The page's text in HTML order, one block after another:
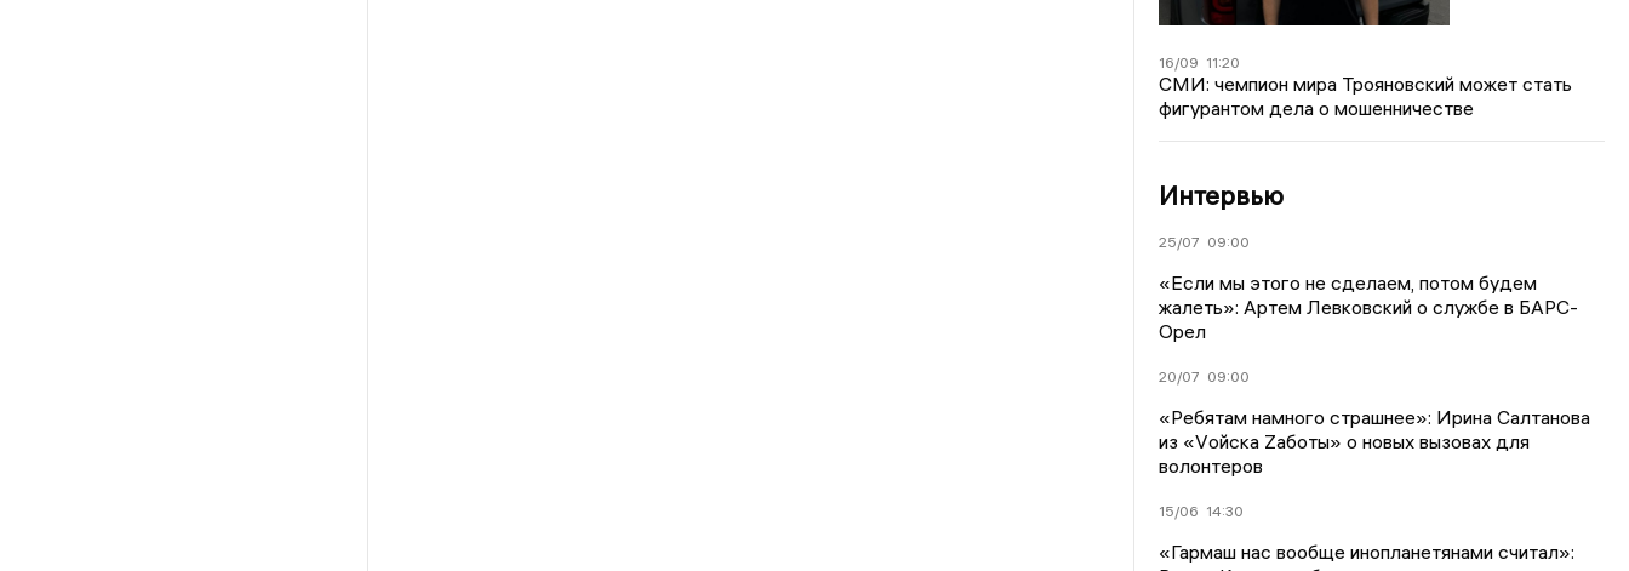
16/09 11:20
СМИ: чемпион мира Трояновский может стать
фигурантом дела о мошенничестве
Интервью
25/07 09:00
«Если мы этого не сделаем, потом будем
жалеть»: Артем Левковский о службе в БАРС-
Орел
20/07 09:00
«Ребятам намного страшнее»: Ирина Салтанова
из «Vойска Zаботы» о новых вызовах для
волонтеров
15/06 14:30
«Гармаш нас вообще инопланетянами считал»: